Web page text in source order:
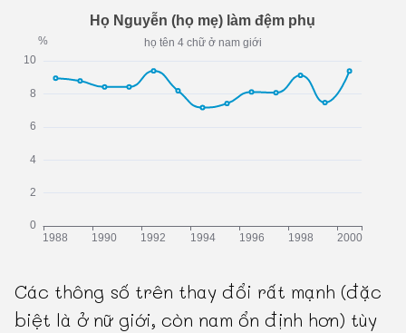
Các thông số trên thay đổi rất mạnh (đặc
biệt là ở nữ giới, còn nam ổn định hơn) tùy